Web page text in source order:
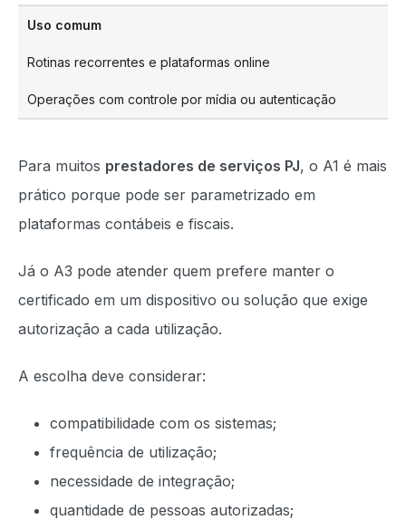
Uso comum
Rotinas recorrentes e plataformas online
Operações com controle por mídia ou autenticação
Para muitos prestadores de serviços PJ, o A1 é mais
prático porque pode ser parametrizado em
plataformas contábeis e fiscais.
Já o A3 pode atender quem prefere manter o
certificado em um dispositivo ou solução que exige
autorização a cada utilização.
A escolha deve considerar:
compatibilidade com os sistemas;
frequência de utilização;
necessidade de integração;
quantidade de pessoas autorizadas;